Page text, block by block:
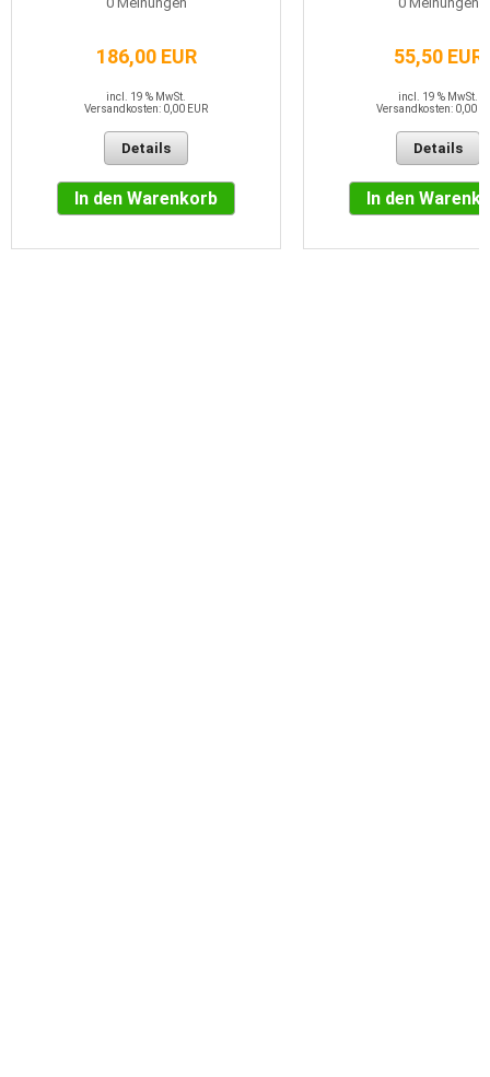
186,00 EUR
incl. 19 % MwSt.
Versandkosten: 0,00 EUR
Details
In den Warenkorb
55,50 EUR
incl. 19 % MwSt.
Versandkosten: 0,00
Details
In den